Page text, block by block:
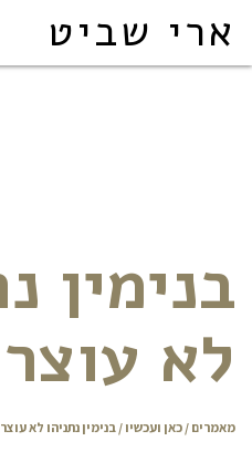
ארי שביט
בנימין
לא
מאמרים / כאן ועכשיו / בנימין נתניהו לא